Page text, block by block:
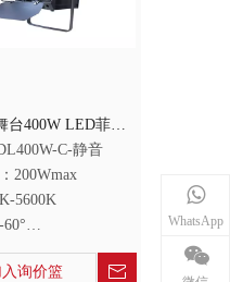
台400W LED菲涅
C-静音
200Wmax
5600K
入询价篮
WhatsApp